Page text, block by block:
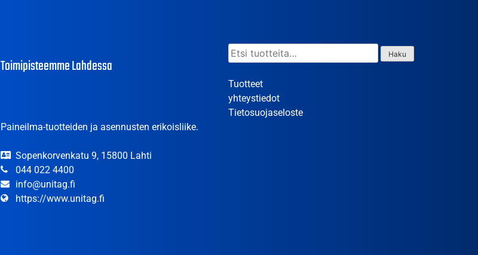
Toimipisteemme Lahdessa
Paineilma-tuotteiden ja asennusten erikoisliike.
Sopenkorvenkatu 9, 15800 Lahti
044 022 4400
info@unitag.fi
https://www.unitag.fi
Etsi: Haku
Tuotteet
yhteystiedot
Tietosuojaseloste